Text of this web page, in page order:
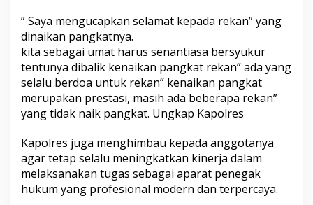
” Saya mengucapkan selamat kepada rekan” yang
dinaikan pangkatnya.
kita sebagai umat harus senantiasa bersyukur
tentunya dibalik kenaikan pangkat rekan” ada yang
selalu berdoa untuk rekan” kenaikan pangkat
merupakan prestasi, masih ada beberapa rekan”
yang tidak naik pangkat. Ungkap Kapolres
Kapolres juga menghimbau kepada anggotanya
agar tetap selalu meningkatkan kinerja dalam
melaksanakan tugas sebagai aparat penegak
hukum yang profesional modern dan terpercaya.